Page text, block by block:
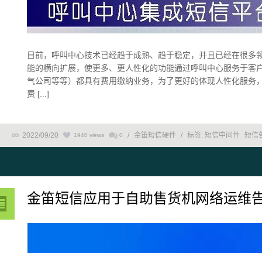
目前，呼叫中心技术已经趋于成熟、趋于稳定，并且已经在很
能的横向扩展，使更多、更人性化的功能通过呼叫中心服务于
气公司等等）都具有费用缴纳业务，为了更好的体现人性化服
费 [...]
2022/09/20 1940 views 0 / 金笛短信硬件 / 标签: 短信中间件 短信
金笛短信应用于自助售货机网络运维